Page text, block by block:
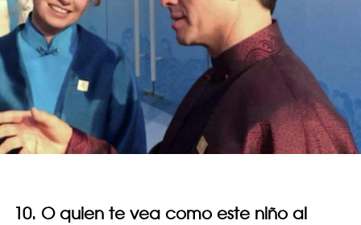
10. O quien te vea como este niño al